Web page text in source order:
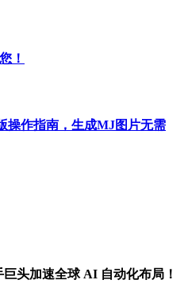
！
操作指南，生成MJ图片无需
头加速全球 AI 自动化布局！